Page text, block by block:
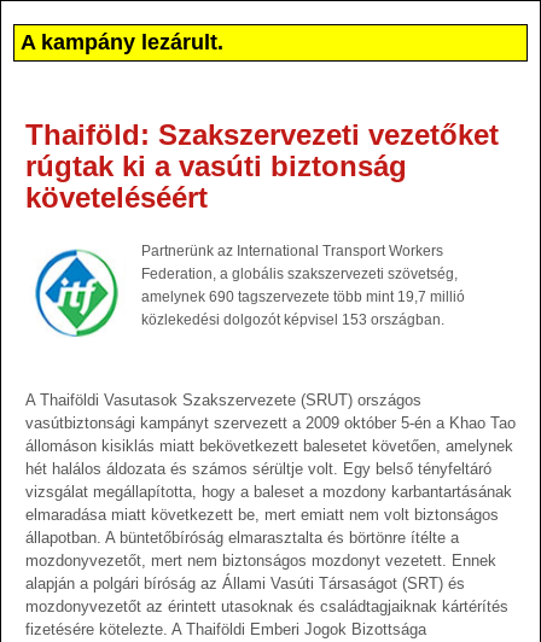
A kampány lezárult.
Thaiföld: Szakszervezeti vezetőket
rúgtak ki a vasúti biztonság
követeléséért
Partnerünk az International Transport Workers
Federation, a globális szakszervezeti szövetség,
amelynek 690 tagszervezete több mint 19,7 millió
közlekedési dolgozót képvisel 153 országban.
A Thaiföldi Vasutasok Szakszervezete (SRUT) országos
vasútbiztonsági kampányt szervezett a 2009 október 5-én a Khao Tao
állomáson kisiklás miatt bekövetkezett balesetet követően, amelynek
hét halálos áldozata és számos sérültje volt. Egy belső tényfeltáró
vizsgálat megállapította, hogy a baleset a mozdony karbantartásának
elmaradása miatt következett be, mert emiatt nem volt biztonságos
állapotban. A büntetőbíróság elmarasztalta és börtönre ítélte a
mozdonyvezetőt, mert nem biztonságos mozdonyt vezetett. Ennek
alapján a polgári bíróság az Állami Vasúti Társaságot (SRT) és
mozdonyvezetőt az érintett utasoknak és családtagjaiknak kártérítés
fizetésére kötelezte. A Thaiföldi Emberi Jogok Bizottsága